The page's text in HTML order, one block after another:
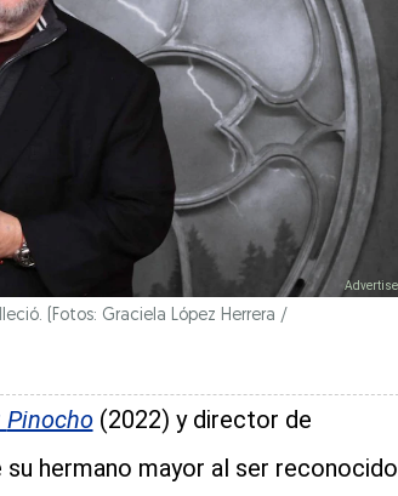
(Fotos: Graciela López Herrera /
Pinocho(2022) y director de
hermano mayor al ser reconocido